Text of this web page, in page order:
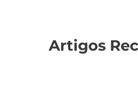
Artigos